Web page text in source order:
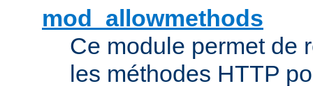
mod_allowmethods
Ce module permet de
les méthodes HTTP